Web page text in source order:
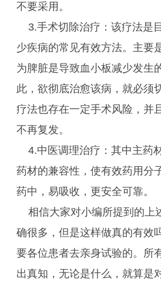
不要采用。
3.手术切除治疗：该疗法是
少疾病的常见有效方法。主要
为脾脏是导致血小板减少发生
此，欲彻底治愈该病，就必须
疗法也存在一定手术风险，并
不再复发。
4.中医调理治疗：其中主药
药材的兼容性，使有效药用分
药中，易吸收，更安全可靠。
相信大家对小编所提到的上
确很多，但是这样做真的有效
要各位患者去亲身试验的。所
出真知，无论是什么，就算是